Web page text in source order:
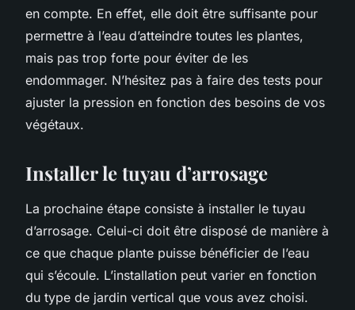
en compte. En effet, elle doit être suffisante pour
permettre à l’eau d’atteindre toutes les plantes,
mais pas trop forte pour éviter de les
endommager. N’hésitez pas à faire des tests pour
ajuster la pression en fonction des besoins de vos
végétaux.
Installer le tuyau d’arrosage
La prochaine étape consiste à installer le tuyau
d’arrosage. Celui-ci doit être disposé de manière à
ce que chaque plante puisse bénéficier de l’eau
qui s’écoule. L’installation peut varier en fonction
du type de jardin vertical que vous avez choisi.